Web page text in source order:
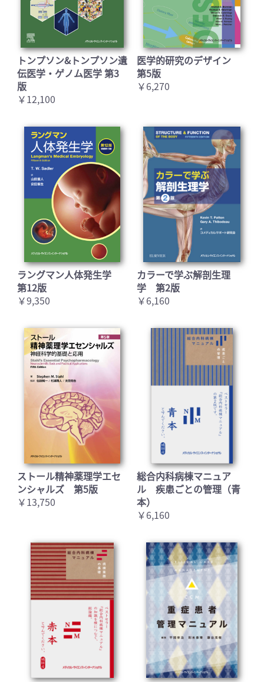
お買い物を続ける カートへ進む
トンプソン&トンプソン遺
伝医学・ゲノム医学 第3
版
￥12,100
医学的研究のデザイン
第5版
￥6,270
ラングマン人体発生学
第12版
￥9,350
カラーで学ぶ解剖生理
学 第2版
￥6,160
ストール精神薬理学エセ
ンシャルズ 第5版
￥13,750
総合内科病棟マニュア
ル 疾患ごとの管理（青
本）
￥6,160